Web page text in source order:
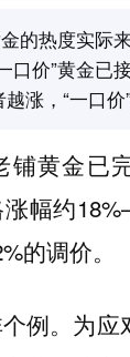
的热度实际
口价”黄金已
涨，“一口价
铺黄金已
幅约
的调价。
例。为应